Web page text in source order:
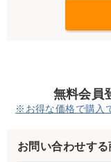
無料会員
※お得な価格で購入
お問い合わせする